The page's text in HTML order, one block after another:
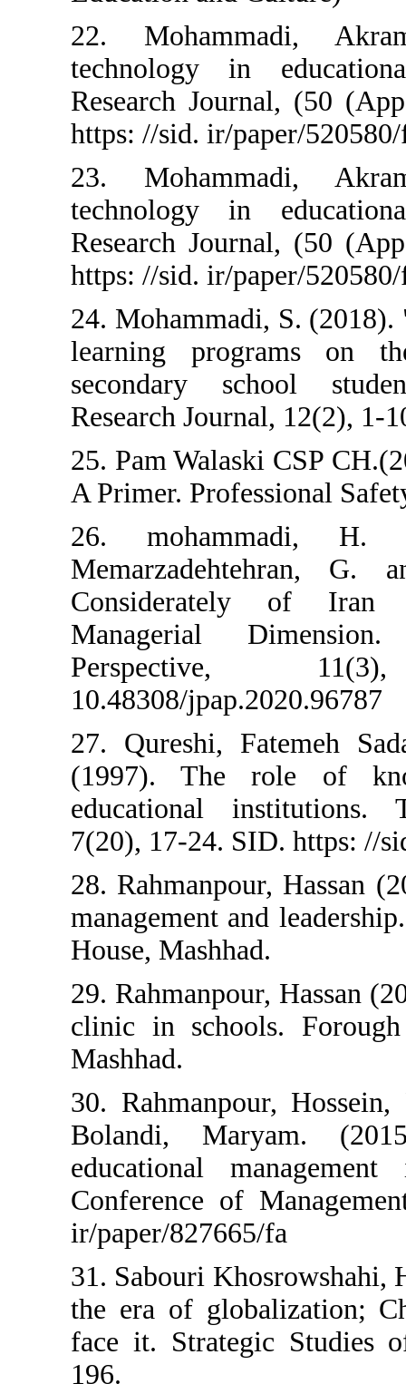
22.
technology
Research
https: //sid. ir/
23.
technology
Research
https: //sid. ir/
24.
learning
secondary
Research
25. Pam
A Primer.
26.
Managerial
10.48308/
27. Qureshi,
(1997). The
educational
7(20), 17-24.
28.
management
House,
29.
clinic in
30.
Bolandi,
educational
Conference
ir/paper/
31. Sabouri
the era of
face it.